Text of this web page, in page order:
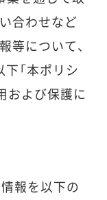
合わせなど
等について、
「本ポリシ
および保護に
報を以下の